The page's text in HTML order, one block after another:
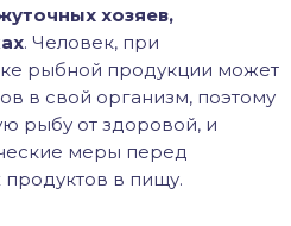
хозяев,
. Человек, при
рыбной продукции может
в свой организм, поэтому
рыбу от здоровой, и
меры перед
в пищу.